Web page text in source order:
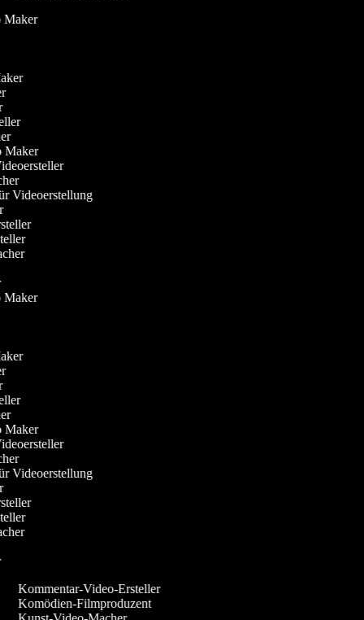
Maker
Maker
Videoerstellung
Maker
Maker
Videoerstellung
Kommentar-Video-Ersteller
Komödien-Filmproduzent